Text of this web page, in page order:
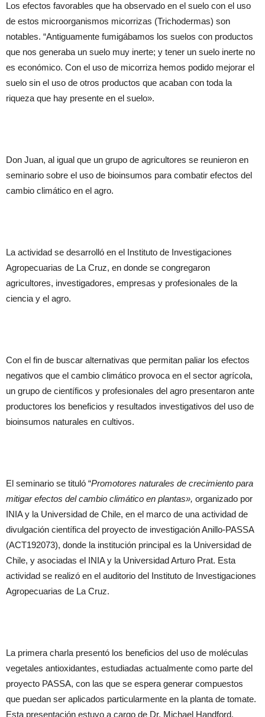
Los efectos favorables que ha observado en el suelo con el uso
de estos microorganismos micorrizas (Trichodermas) son
notables. “Antiguamente fumigábamos los suelos con productos
que nos generaba un suelo muy inerte; y tener un suelo inerte no
es económico. Con el uso de micorriza hemos podido mejorar el
suelo sin el uso de otros productos que acaban con toda la
riqueza que hay presente en el suelo».
Don Juan, al igual que un grupo de agricultores se reunieron en
seminario sobre el uso de bioinsumos para combatir efectos del
cambio climático en el agro.
La actividad se desarrolló en el Instituto de Investigaciones
Agropecuarias de La Cruz, en donde se congregaron
agricultores, investigadores, empresas y profesionales de la
ciencia y el agro.
Con el fin de buscar alternativas que permitan paliar los efectos
negativos que el cambio climático provoca en el sector agrícola,
un grupo de científicos y profesionales del agro presentaron ante
productores los beneficios y resultados investigativos del uso de
bioinsumos naturales en cultivos.
El seminario se tituló “Promotores naturales de crecimiento para
mitigar efectos del cambio climático en plantas», organizado por
INIA y la Universidad de Chile, en el marco de una actividad de
divulgación científica del proyecto de investigación Anillo-PASSA
(ACT192073), donde la institución principal es la Universidad de
Chile, y asociadas el INIA y la Universidad Arturo Prat. Esta
actividad se realizó en el auditorio del Instituto de Investigaciones
Agropecuarias de La Cruz.
La primera charla presentó los beneficios del uso de moléculas
vegetales antioxidantes, estudiadas actualmente como parte del
proyecto PASSA, con las que se espera generar compuestos
que puedan ser aplicados particularmente en la planta de tomate.
Esta presentación estuvo a cargo de Dr. Michael Handford,